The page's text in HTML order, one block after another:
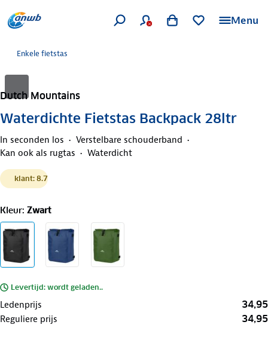
Menu
Enkele fietstas
Dutch Mountains
Waterdichte Fietstas Backpack 28ltr
In seconden los
Verstelbare schouderband
Kan ook als rugtas
Waterdicht
klant: 8.7
Kleur: Zwart
Levertijd: wordt geladen..
Ledenprijs 34,95
Reguliere prijs 34,95